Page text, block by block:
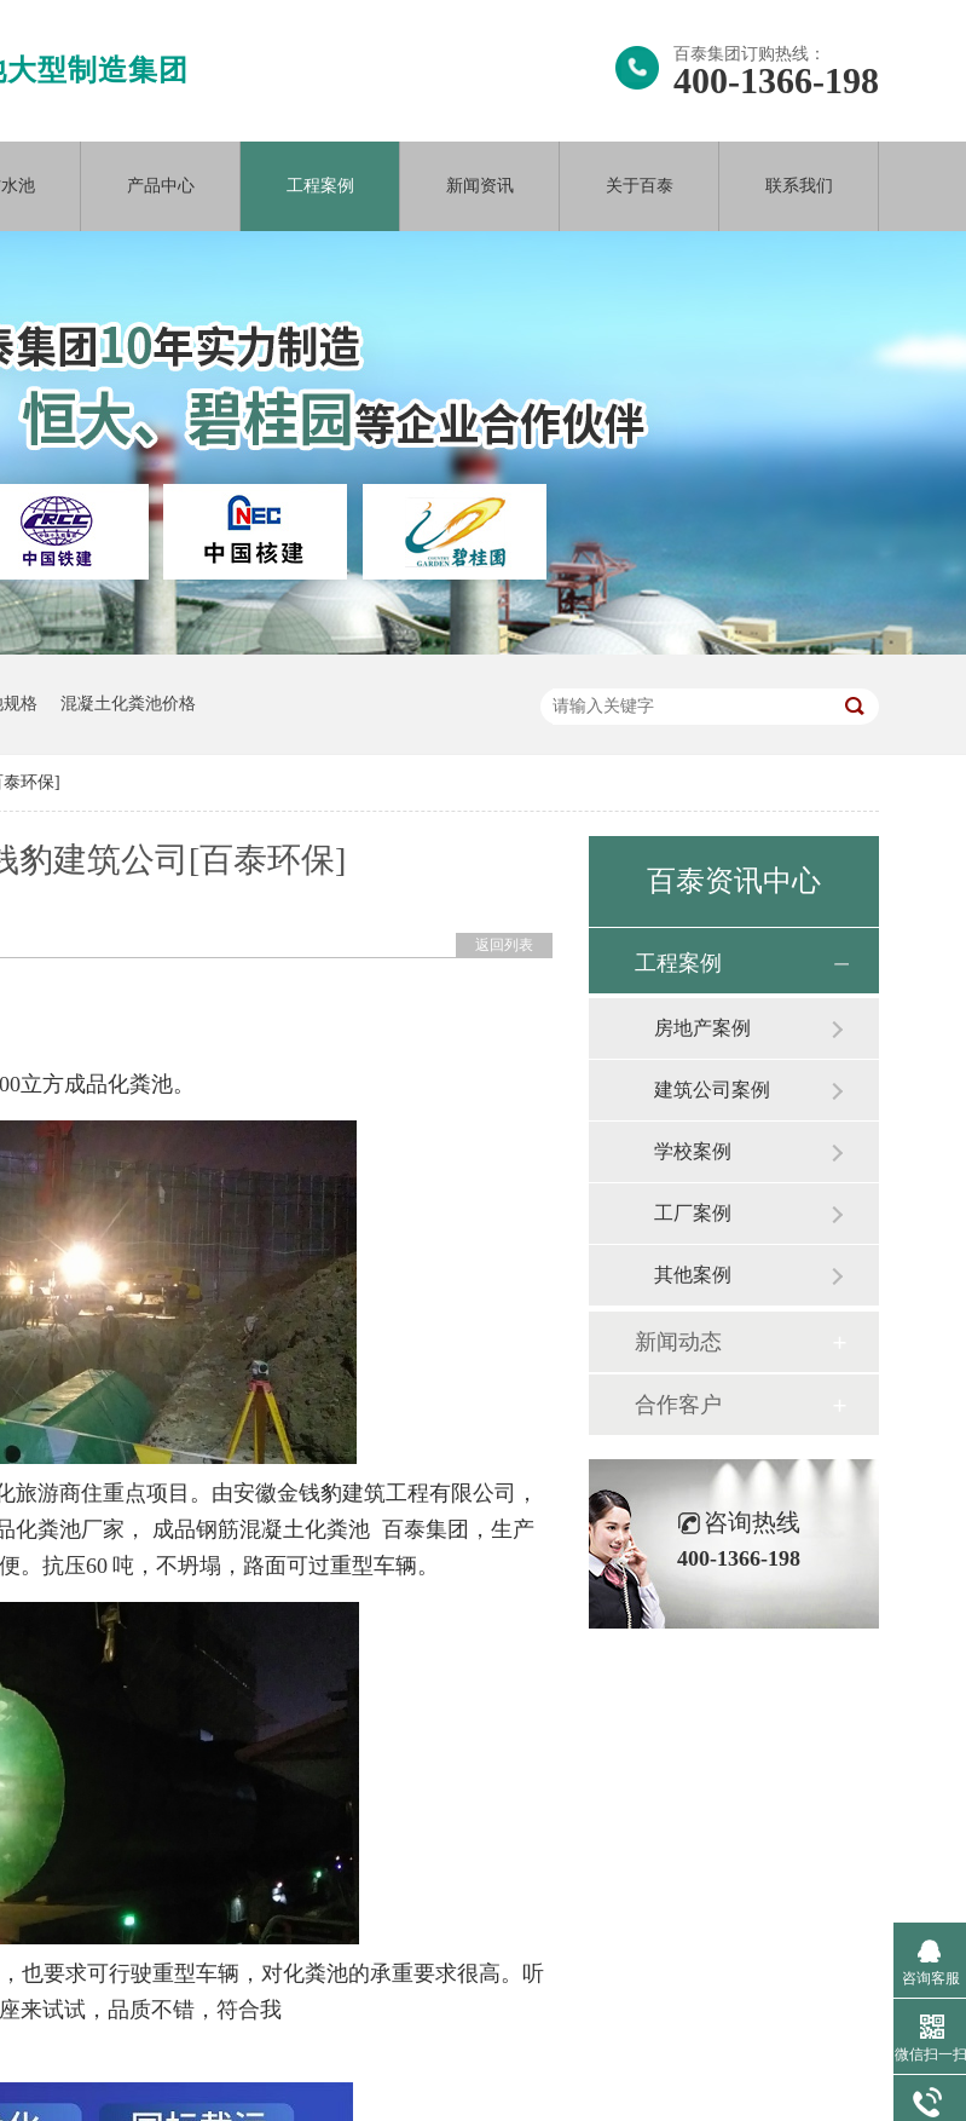
型制造集团
百泰集团订购热线：
400-1366-198
池 产品中心 工程案例 新闻资讯 关于百泰 联系我们
格 混凝土化粪池价格
环保]
豹建筑公司[百泰环保]
返回列表
立方成品化粪池。
游商住重点项目。由安徽金钱豹建筑工程有限公司，
化粪池厂家， 成品钢筋混凝土化粪池 百泰集团，生产
。抗压60 吨，不坍塌，路面可过重型车辆。
也要求可行驶重型车辆，对化粪池的承重要求很高。听
来试试，品质不错，符合我
百泰资讯中心
工程案例
房地产案例
建筑公司案例
学校案例
工厂案例
其他案例
新闻动态
合作客户
咨询热线
400-1366-198
咨询客服
微信扫一扫